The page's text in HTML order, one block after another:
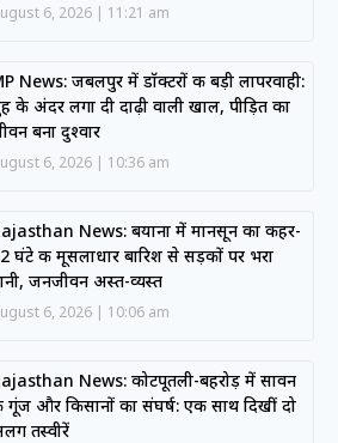
6, 2026 11:21 am
News: जबलपुर में डॉक्टरों की बड़ी लापरवाही:
के अंदर लगा दी दाढ़ी वाली खाल, पीड़ित का
बना दुश्वार
6, 2026 10:36 am
News: बयाना में मानसून का कहर-
घंटे की मूसलाधार बारिश से सड़कों पर भरा
जनजीवन अस्त-व्यस्त
6, 2026 10:06 am
News: कोटपूतली-बहरोड़ में सावन
गूंज और किसानों का संघर्ष: एक साथ दिखीं दो
तस्वीरें